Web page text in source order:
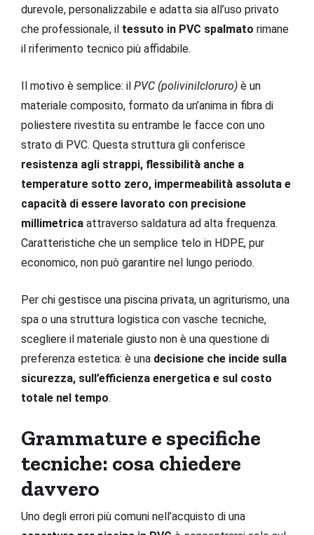
durevole, personalizzabile e adatta sia all’uso privato
che professionale, il tessuto in PVC spalmato rimane
il riferimento tecnico più affidabile.
Il motivo è semplice: il PVC (polivinilcloruro) è un
materiale composito, formato da un’anima in fibra di
poliestere rivestita su entrambe le facce con uno
strato di PVC. Questa struttura gli conferisce
resistenza agli strappi, flessibilità anche a
temperature sotto zero, impermeabilità assoluta e
capacità di essere lavorato con precisione
millimetrica attraverso saldatura ad alta frequenza.
Caratteristiche che un semplice telo in HDPE, pur
economico, non può garantire nel lungo periodo.
Per chi gestisce una piscina privata, un agriturismo, una
spa o una struttura logistica con vasche tecniche,
scegliere il materiale giusto non è una questione di
preferenza estetica: è una decisione che incide sulla
sicurezza, sull’efficienza energetica e sul costo
totale nel tempo.
Grammature e specifiche
tecniche: cosa chiedere
davvero
Uno degli errori più comuni nell’acquisto di una